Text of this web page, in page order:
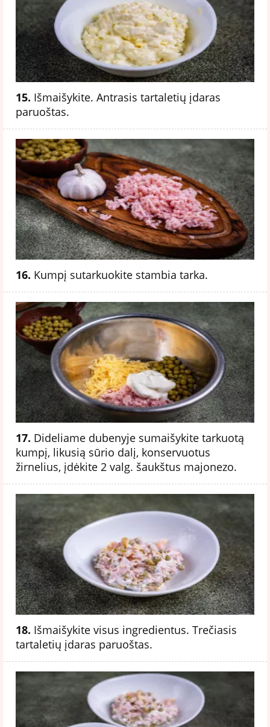
15. Išmaišykite. Antrasis tartaletių įdaras
paruoštas.
16. Kumpį sutarkuokite stambia tarka.
17. Dideliame dubenyje sumaišykite tarkuotą
kumpį, likusią sūrio dalį, konservuotus
žirnelius, įdėkite 2 valg. šaukštus majonezo.
18. Išmaišykite visus ingredientus. Trečiasis
tartaletių įdaras paruoštas.